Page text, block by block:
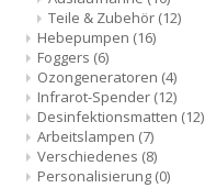
Teile & Zubehör (12)
Hebepumpen (16)
Foggers (6)
Ozongeneratoren (4)
Infrarot-Spender (12)
Desinfektionsmatten (12)
Arbeitslampen (7)
Verschiedenes (8)
Personalisierung (0)